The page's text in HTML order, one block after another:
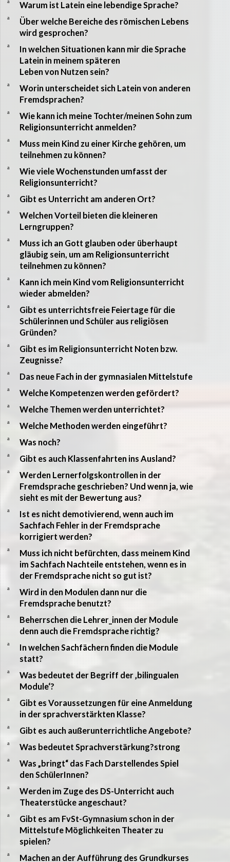
a Warum ist Latein eine lebendige Sprache?
a
Über welche Bereiche des römischen Lebens
wird gesprochen?
a
In welchen Situationen kann mir die Sprache
Latein in meinem späteren
Leben von Nutzen sein?
a
Worin unterscheidet sich Latein von anderen
Fremdsprachen?
a
Wie kann ich meine Tochter/meinen Sohn zum
Religionsunterricht anmelden?
a
Muss mein Kind zu einer Kirche gehören, um
teilnehmen zu können?
a
Wie viele Wochenstunden umfasst der
Religionsunterricht?
a Gibt es Unterricht am anderen Ort?
a
Welchen Vorteil bieten die kleineren
Lerngruppen?
a
Muss ich an Gott glauben oder überhaupt
gläubig sein, um am Religionsunterricht
teilnehmen zu können?
a
Kann ich mein Kind vom Religionsunterricht
wieder abmelden?
a
Gibt es unterrichtsfreie Feiertage für die
Schülerinnen und Schüler aus religiösen
Gründen?
a
Gibt es im Religionsunterricht Noten bzw.
Zeugnisse?
a Das neue Fach in der gymnasialen Mittelstufe
a Welche Kompetenzen werden gefördert?
a Welche Themen werden unterrichtet?
a Welche Methoden werden eingeführt?
a Was noch?
a Gibt es auch Klassenfahrten ins Ausland?
a
Werden Lernerfolgskontrollen in der
Fremdsprache geschrieben? Und wenn ja, wie
sieht es mit der Bewertung aus?
a
Ist es nicht demotivierend, wenn auch im
Sachfach Fehler in der Fremdsprache
korrigiert werden?
a
Muss ich nicht befürchten, dass meinem Kind
im Sachfach Nachteile entstehen, wenn es in
der Fremdsprache nicht so gut ist?
a
Wird in den Modulen dann nur die
Fremdsprache benutzt?
a
Beherrschen die Lehrer_innen der Module
denn auch die Fremdsprache richtig?
a
In welchen Sachfächern finden die Module
statt?
a
Was bedeutet der Begriff der ‚bilingualen
Module‘?
a
Gibt es Voraussetzungen für eine Anmeldung
in der sprachverstärkten Klasse?
a Gibt es auch außerunterrichtliche Angebote?
a Was bedeutet Sprachverstärkung?strong
a
Was „bringt“ das Fach Darstellendes Spiel
den SchülerInnen?
a
Werden im Zuge des DS-Unterricht auch
Theaterstücke angeschaut?
a
Gibt es am FvSt-Gymnasium schon in der
Mittelstufe Möglichkeiten Theater zu
spielen?
a
Machen an der Aufführung des Grundkurses